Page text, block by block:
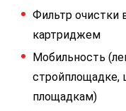
Фильтр
картриджем
Мобильность
площадкам)